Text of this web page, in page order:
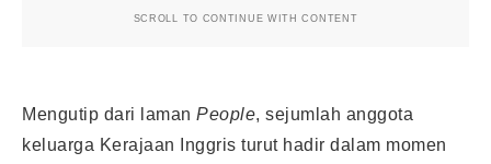
SCROLL TO CONTINUE WITH CONTENT
Mengutip dari laman People, sejumlah anggota
keluarga Kerajaan Inggris turut hadir dalam momen